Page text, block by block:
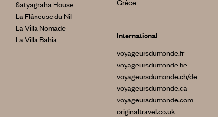
Satyagraha House
La Flâneuse du Nil
La Villa Nomade
La Villa Bahia
Grèce
International
voyageursdumonde.fr
voyageursdumonde.be
voyageursdumonde.ch/de
voyageursdumonde.ca
voyageursdumonde.com
originaltravel.co.uk